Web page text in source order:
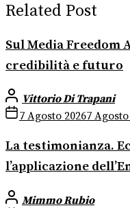
Related Post
Sul Media Freedom
credibilità e futuro
Vittorio Di Trapani
7 Agosto 20267
La testimonianza.
l’applicazione
Mimmo Rubio